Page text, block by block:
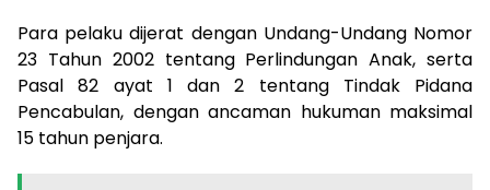
Para pelaku dijerat dengan Undang-Undang Nomor
23 Tahun 2002 tentang Perlindungan Anak, serta
Pasal 82 ayat 1 dan 2 tentang Tindak Pidana
Pencabulan, dengan ancaman hukuman maksimal
15 tahun penjara.